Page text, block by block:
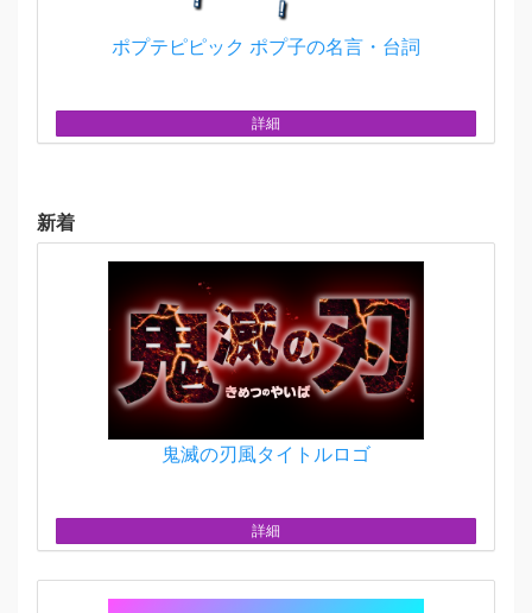
ポプテピピック ポプ子の名言・台詞
詳細
新着
鬼滅の刃風タイトルロゴ
詳細